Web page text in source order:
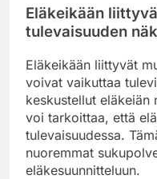
Eläkeikään
tulevaisuuden
Eläkeikään liittyvät
voivat vaikuttaa
keskustellut eläkeiän
voi tarkoittaa, että
tulevaisuudessa.
nuoremmat
eläkesuunnitteluun.